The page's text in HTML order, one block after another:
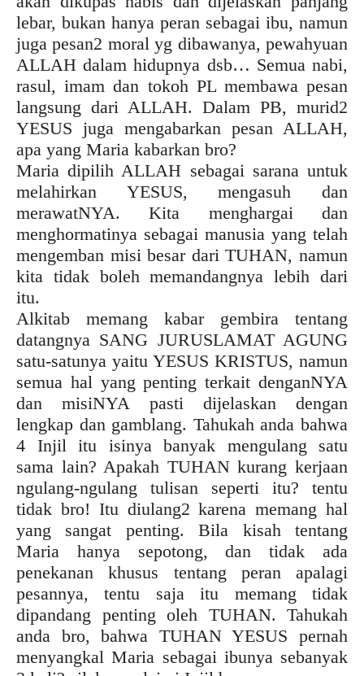
lebar, bukan hanya peran sebagai ibu, namun
juga pesan2 moral yg dibawanya, pewahyuan
ALLAH dalam hidupnya dsb… Semua nabi,
rasul, imam dan tokoh PL membawa pesan
langsung dari ALLAH. Dalam PB, murid2
YESUS juga mengabarkan pesan ALLAH,
apa yang Maria kabarkan bro?
Maria dipilih ALLAH sebagai sarana untuk
melahirkan YESUS, mengasuh dan
merawatNYA. Kita menghargai dan
menghormatinya sebagai manusia yang telah
mengemban misi besar dari TUHAN, namun
kita tidak boleh memandangnya lebih dari
itu.
Alkitab memang kabar gembira tentang
datangnya SANG JURUSLAMAT AGUNG
satu-satunya yaitu YESUS KRISTUS, namun
semua hal yang penting terkait denganNYA
dan misiNYA pasti dijelaskan dengan
lengkap dan gamblang. Tahukah anda bahwa
4 Injil itu isinya banyak mengulang satu
sama lain? Apakah TUHAN kurang kerjaan
ngulang-ngulang tulisan seperti itu? tentu
tidak bro! Itu diulang2 karena memang hal
yang sangat penting. Bila kisah tentang
Maria hanya sepotong, dan tidak ada
penekanan khusus tentang peran apalagi
pesannya, tentu saja itu memang tidak
dipandang penting oleh TUHAN. Tahukah
anda bro, bahwa TUHAN YESUS pernah
menyangkal Maria sebagai ibunya sebanyak